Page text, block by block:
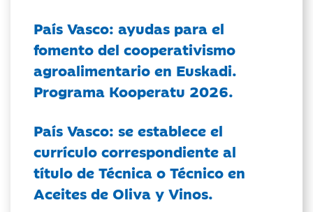
País Vasco: ayudas para el
fomento del cooperativismo
agroalimentario en Euskadi.
Programa Kooperatu 2026.
País Vasco: se establece el
currículo correspondiente al
título de Técnica o Técnico en
Aceites de Oliva y Vinos.